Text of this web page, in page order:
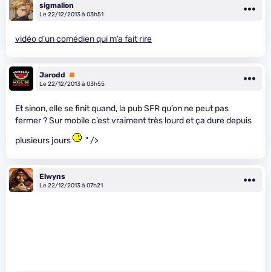
sigmalion
Le 22/12/2013 à 03h51
vidéo d’un comédien qui m’a fait rire
Jarodd
Premium
Le 22/12/2013 à 03h55
Et sinon, elle se finit quand, la pub SFR qu’on ne peut pas
fermer ? Sur mobile c’est vraiment très lourd et ça dure depuis
plusieurs jours
" />
Elwyns
Le 22/12/2013 à 07h21